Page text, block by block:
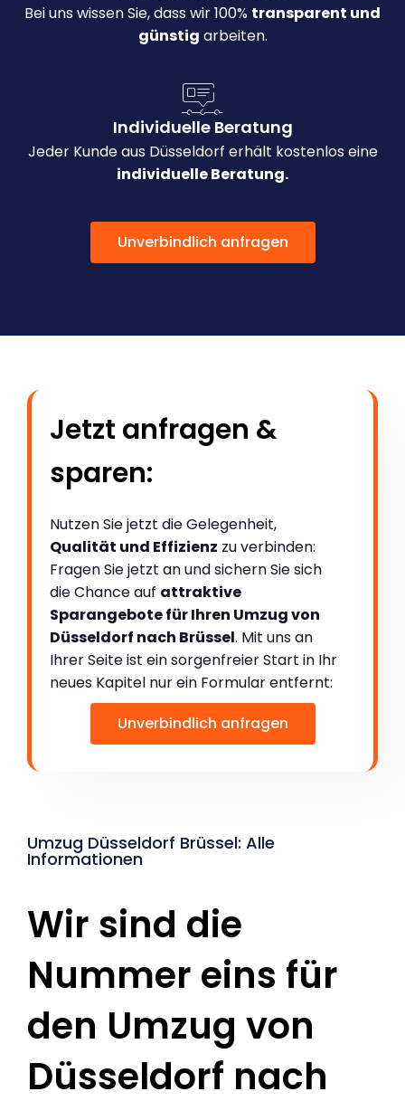
Bei uns wissen Sie, dass wir 100% transparent und
günstig arbeiten.
Individuelle Beratung
Jeder Kunde aus Düsseldorf erhält kostenlos eine
individuelle Beratung.
Unverbindlich anfragen
Jetzt anfragen &
sparen:
Nutzen Sie jetzt die Gelegenheit,
Qualität und Effizienz zu verbinden:
Fragen Sie jetzt an und sichern Sie sich
die Chance auf attraktive
Sparangebote für Ihren Umzug von
Düsseldorf nach Brüssel. Mit uns an
Ihrer Seite ist ein sorgenfreier Start in Ihr
neues Kapitel nur ein Formular entfernt:
Unverbindlich anfragen
Umzug Düsseldorf Brüssel: Alle
Informationen
Wir sind die
Nummer eins für
den Umzug von
Düsseldorf nach